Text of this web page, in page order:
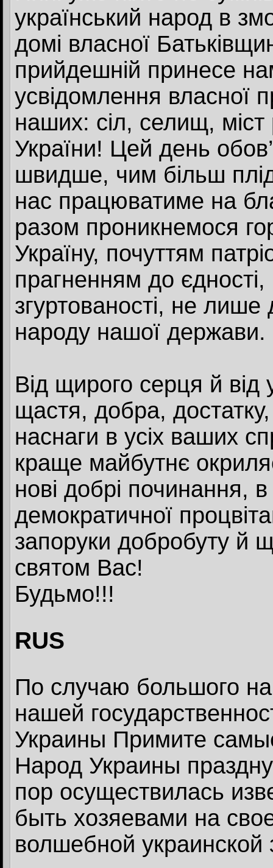
український народ в
домі власної
прийдешній принесе
усвідомлення власної
наших: сіл, селищ, міст
України! Цей день
швидше, чим більш
нас працюватиме на
разом проникнемося
Україну, почуттям
прагненням до єдності,
згуртованості, не
народу нашої держави.
Від щирого серця й від
щастя, добра,
наснаги в усіх ваших
краще майбутнє
нові добрі починання,
демократичної
запоруки добробуту й
святом Вас!
Будьмо!!!
RUS
По случаю большого
нашей
Украины Примите
Народ Украины
пор осуществилась
быть хозяевами на
волшебной украинской